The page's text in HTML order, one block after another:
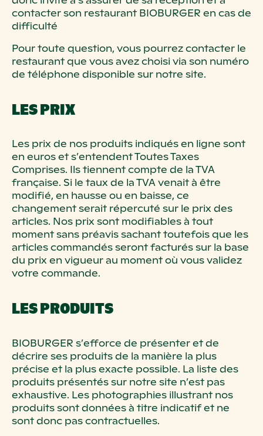
contacter son restaurant BIOBURGER en cas de
difficulté
Pour toute question, vous pourrez contacter le
restaurant que vous avez choisi via son numéro
de téléphone disponible sur notre site.
LES PRIX
Les prix de nos produits indiqués en ligne sont
en euros et s’entendent Toutes Taxes
Comprises. Ils tiennent compte de la TVA
française. Si le taux de la TVA venait à être
modifié, en hausse ou en baisse, ce
changement serait répercuté sur le prix des
articles. Nos prix sont modifiables à tout
moment sans préavis sachant toutefois que les
articles commandés seront facturés sur la base
du prix en vigueur au moment où vous validez
votre commande.
LES PRODUITS
BIOBURGER s’efforce de présenter et de
décrire ses produits de la manière la plus
précise et la plus exacte possible. La liste des
produits présentés sur notre site n’est pas
exhaustive. Les photographies illustrant nos
produits sont données à titre indicatif et ne
sont donc pas contractuelles.